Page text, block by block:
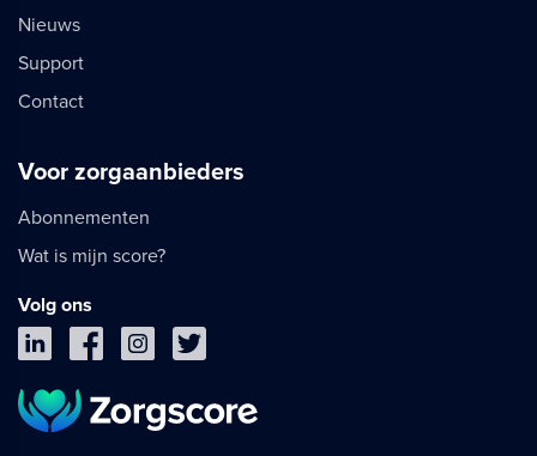
Nieuws
Support
Contact
Voor zorgaanbieders
Abonnementen
Wat is mijn score?
Volg ons